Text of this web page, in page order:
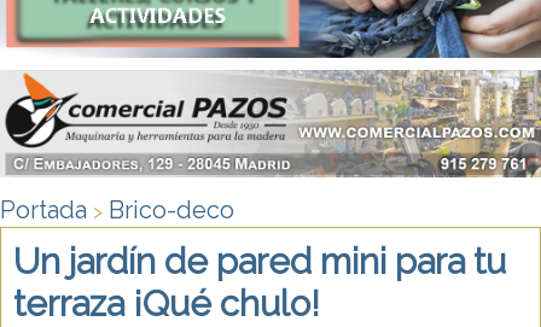
Portada > Brico-deco
Un jardín de pared mini para tu
terraza ¡Qué chulo!